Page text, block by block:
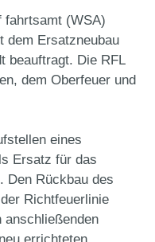
fahrtsamt (WSA)
dem Ersatzneubau
beauftragt. Die RFL
dem Oberfeuer und
eines
Ersatz für das
Den Rückbau des
Richtfeuerlinie
anschließenden